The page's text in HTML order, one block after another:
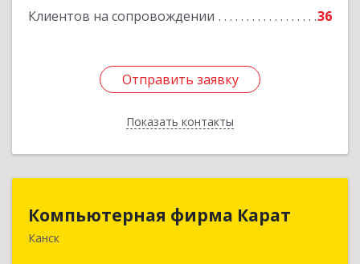
Клиентов на сопровождении 36
Отправить заявку
Показать контакты
Отправить заявку
Назад
Компьютерная фирма Карат
Канск
Компьютерная фирма Карат